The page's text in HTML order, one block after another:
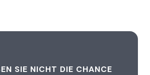
SIE NICHT DIE CHANCE